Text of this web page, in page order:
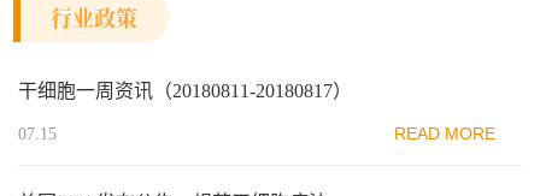
行业政策
干细胞一周资讯（20180811-20180817）
07.15 READ MORE